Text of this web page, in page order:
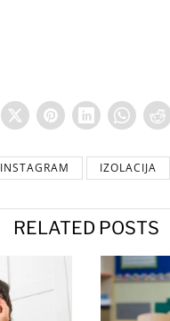
INSTAGRAM IZOLACIJA
RELATED POSTS